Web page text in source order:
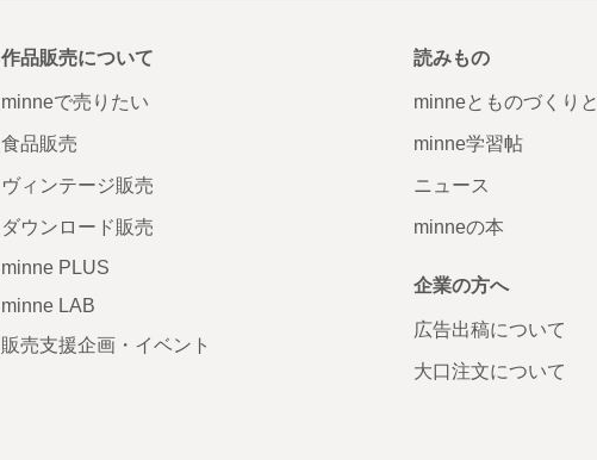
作品販売について
minneで売りたい
食品販売
ヴィンテージ販売
ダウンロード販売
minne PLUS
minne LAB
販売支援企画・イベント
読みもの
minneとものづくりと
minne学習帖
ニュース
minneの本
企業の方へ
広告出稿について
大口注文について